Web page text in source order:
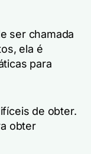
ser chamada
ela é
para
de obter.
obter